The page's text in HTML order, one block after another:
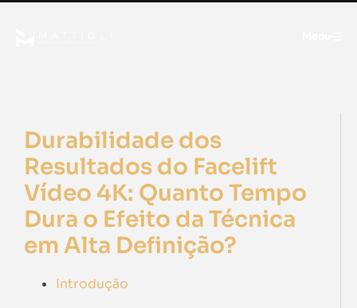
Durabilidade dos
Resultados do Facelift
Vídeo 4K: Quanto Tempo
Dura o Efeito da Técnica
em Alta Definição?
Introdução